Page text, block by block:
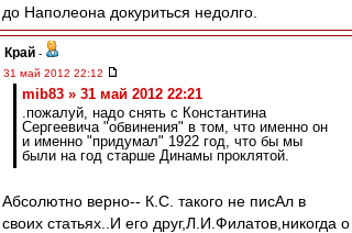
до Наполеона докуриться недолго.
Край -
31 май 2012 22:12
mib83 » 31 май 2012 22:21
.пожалуй, надо снять с Константина
Сергеевича "обвинения" в том, что именно он
и именно "придумал" 1922 год, что бы мы
были на год старше Динамы проклятой.
Абсолютно верно-- К.С. такого не писАл в
своих статьях..И его друг,Л.И.Филатов,никогда о